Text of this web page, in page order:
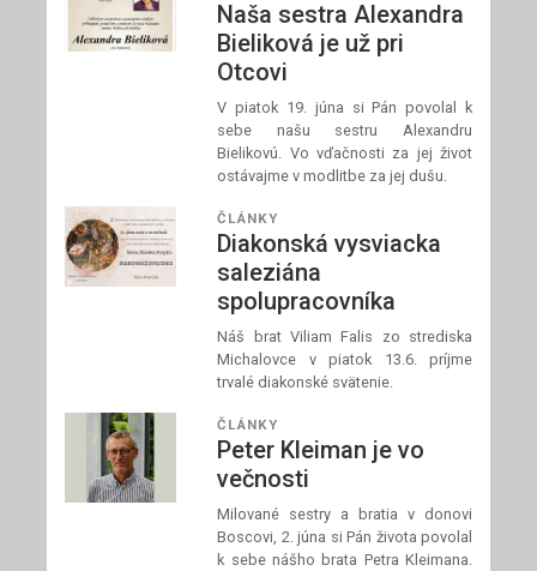
Naša sestra Alexandra
Bieliková je už pri
Otcovi
V piatok 19. júna si Pán povolal k
sebe našu sestru Alexandru
Bielikovú. Vo vďačnosti za jej život
ostávajme v modlitbe za jej dušu.
ČLÁNKY
Diakonská vysviacka
saleziána
spolupracovníka
Náš brat Viliam Falis zo strediska
Michalovce v piatok 13.6. príjme
trvalé diakonské svätenie.
ČLÁNKY
Peter Kleiman je vo
večnosti
Milované sestry a bratia v donovi
Boscovi, 2. júna si Pán života povolal
k sebe nášho brata Petra Kleimana.